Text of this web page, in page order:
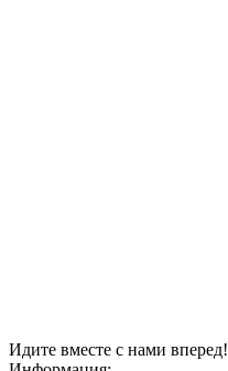
Идите вместе с нами вперед!